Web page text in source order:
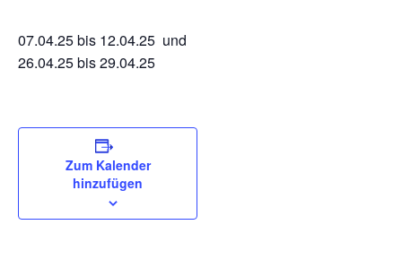
07.04.25 bis 12.04.25 und
26.04.25 bis 29.04.25
Zum Kalender
hinzufügen